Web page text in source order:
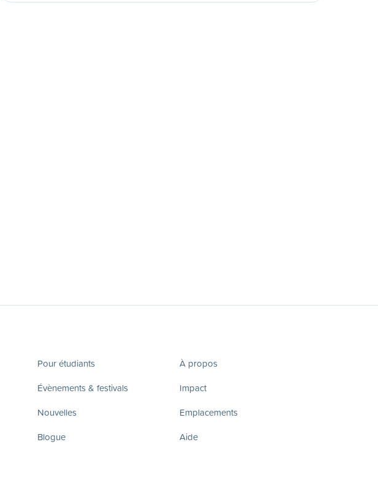
Pour étudiants
Évènements & festivals
Nouvelles
Blogue
À propos
Impact
Emplacements
Aide